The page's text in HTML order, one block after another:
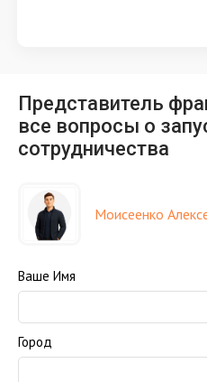
Представитель
все вопросы о
сотрудничества
Моисеенко
Ваше Имя
Город